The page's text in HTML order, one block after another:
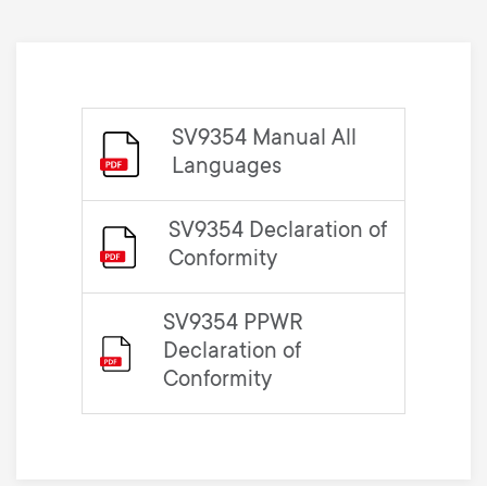
SV9354 Manual All
Languages
SV9354 Declaration of
Conformity
SV9354 PPWR
Declaration of
Conformity